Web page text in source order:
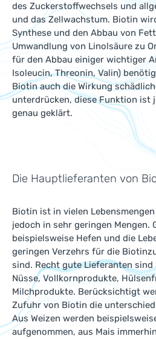
des Zuckerstoffwechsels und
und das Zellwachstum. Biotin
Synthese und den Abbau von
Umwandlung von Linolsäure zu
für den Abbau einiger wichtiger
Isoleucin, Threonin, Valin)
Biotin auch die Wirkung
unterdrücken, diese Funktion ist
genau geklärt.
Die Hauptlieferanten von
Biotin ist in vielen
jedoch in sehr geringen Mengen.
beispielsweise Hefen und die
geringen Verzehrs für die
sind. Recht gute Lieferanten sind
Nüsse, Vollkornprodukte,
Milchprodukte. Berücksichtigt
Zufuhr von Biotin die
Aus Weizen werden
aufgenommen, aus Mais